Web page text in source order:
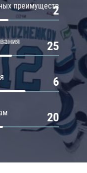
преимуществ
2
25
6
20